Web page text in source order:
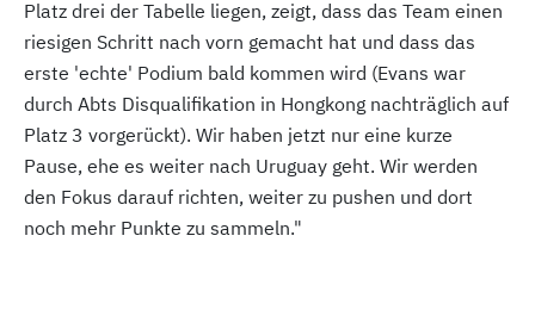
Platz drei der Tabelle liegen, zeigt, dass das Team einen
riesigen Schritt nach vorn gemacht hat und dass das
erste 'echte' Podium bald kommen wird (Evans war
durch Abts Disqualifikation in Hongkong nachträglich auf
Platz 3 vorgerückt). Wir haben jetzt nur eine kurze
Pause, ehe es weiter nach Uruguay geht. Wir werden
den Fokus darauf richten, weiter zu pushen und dort
noch mehr Punkte zu sammeln."